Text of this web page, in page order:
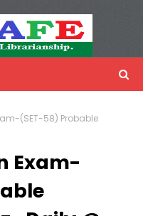
(SET-58) Probable
Exam-